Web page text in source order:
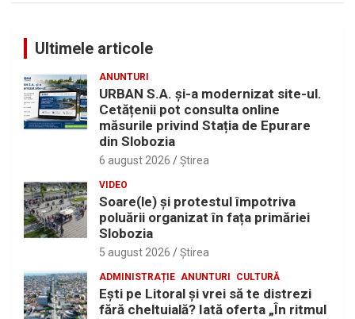
Ultimele articole
ANUNTURI
URBAN S.A. și-a modernizat site-ul.
Cetățenii pot consulta online
măsurile privind Stația de Epurare
din Slobozia
6 august 2026 Ştirea
VIDEO
Soare(le) și protestul împotriva
poluării organizat în fața primăriei
Slobozia
5 august 2026 Ştirea
ADMINISTRAȚIE ANUNTURI CULTURĂ
Eşti pe Litoral şi vrei să te distrezi
fără cheltuială? Iată oferta „În ritmul